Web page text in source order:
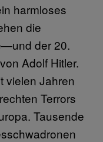
harmloses
die
der 20.
Adolf Hitler.
vielen Jahren
Terrors
Tausende